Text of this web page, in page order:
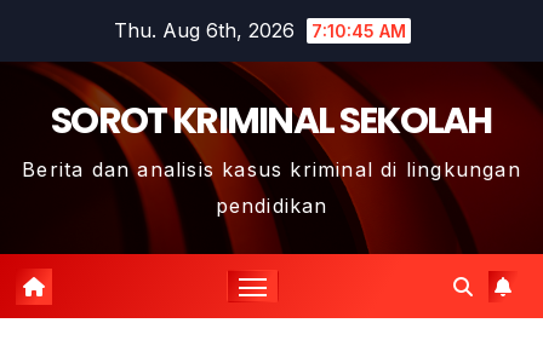
content
Thu. Aug 6th, 2026 7:10:45 AM
SOROT KRIMINAL SEKOLAH
Berita dan analisis kasus kriminal di lingkungan
pendidikan